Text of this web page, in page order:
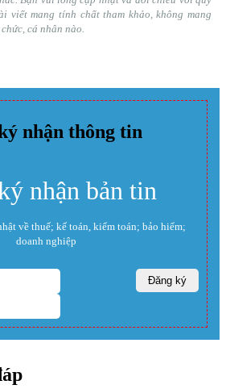
viết mang tính chất tham khảo, không mang
cá nhân nào.
nhận thông tin
nhận bản tin
về thuế; kế toán, kiểm toán; bảo hiểm;
doanh nghiệp